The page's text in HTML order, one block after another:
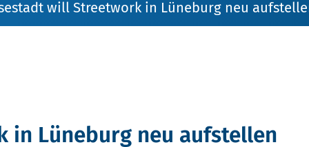
will Streetwork in Lüneburg neu
in Lüneburg neu aufstellen